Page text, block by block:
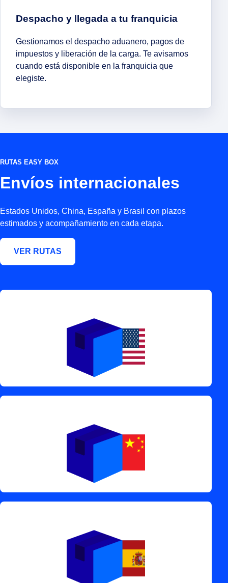
Despacho y llegada a tu franquicia
Gestionamos el despacho aduanero, pagos de
impuestos y liberación de la carga. Te avisamos
cuando está disponible en la franquicia que
elegiste.
RUTAS EASY BOX
Envíos internacionales
Estados Unidos, China, España y Brasil con plazos
estimados y acompañamiento en cada etapa.
VER RUTAS